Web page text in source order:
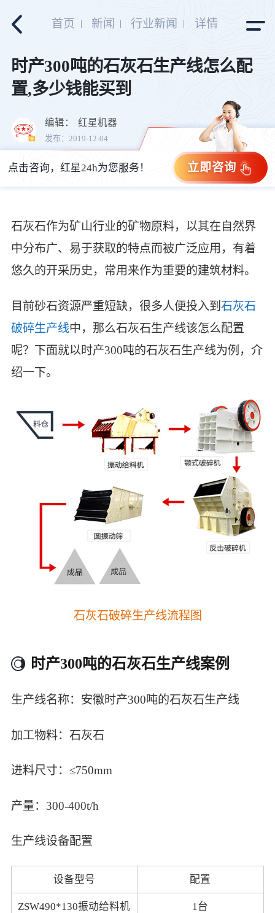
首页 新闻 行业新闻 详情
时产300吨的石灰石生产线怎么配
置,多少钱能买到
编辑： 红星机器
发布：2019-12-04
立即咨询
点击咨询，红星24h为您服务！
石灰石作为矿山行业的矿物原料，以其在自然界
中分布广、易于获取的特点而被广泛应用，有着
悠久的开采历史，常用来作为重要的建筑材料。
目前砂石资源严重短缺，很多人便投入到 石灰石
破碎生产线中，那么石灰石生产线该怎么配置
呢？下面就以时产300吨的石灰石生产线为例，介
绍一下。
石灰石破碎生产线流程图
时产300吨的石灰石生产线案例
生产线名称：安徽时产300吨的石灰石生产线
加工物料：石灰石
进料尺寸：≤750mm
产量：300-400t/h
生产线设备配置
设备型号 配置
ZSW490*130振动给料机 1台